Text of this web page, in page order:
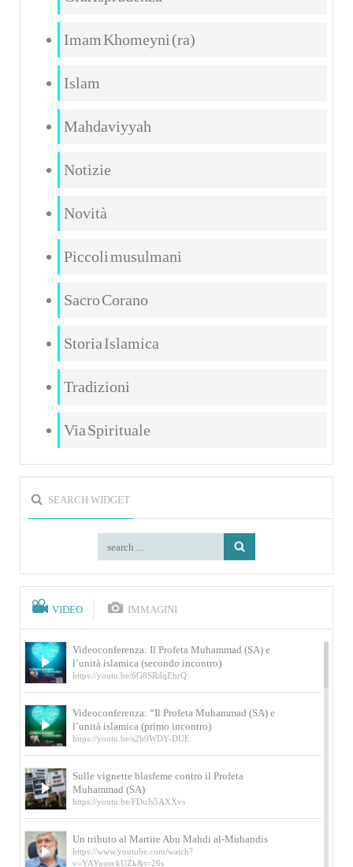
Imam Khomeyni (ra)
Islam
Mahdaviyyah
Notizie
Novità
Piccoli musulmani
Sacro Corano
Storia Islamica
Tradizioni
Via Spirituale
SEARCH WIDGET
VIDEO IMMAGINI
Videoconferenza: Il Profeta Muhammad (SA) e
l’unità islamica (secondo incontro)
https://youtu.be/6G8SRdqEhrQ
Videoconferenza: “Il Profeta Muhammad (SA) e
l’unità islamica (primo incontro)
https://youtu.be/s2b9WDY-DUE
Sulle vignette blasfeme contro il Profeta
Muhammad (SA)
https://youtu.be/FDuJs5AXXvs
Un tributo al Martire Abu Mahdi al-Muhandis
https://www.youtube.com/watch?
v=YAYpusvkUZk&t=26s